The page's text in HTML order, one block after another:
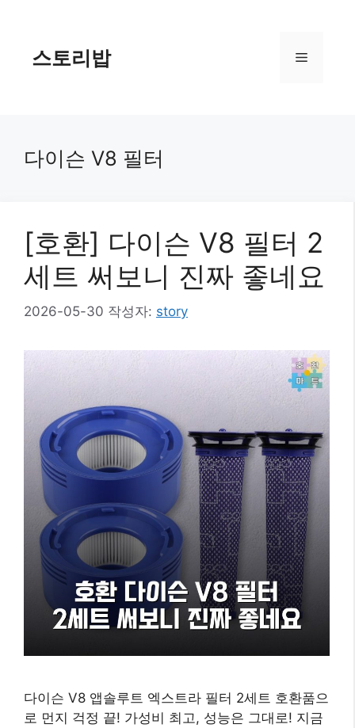
스토리밥 메
다이슨 V8 필터
[호환] 다이슨 V8 필터 2
세트 써보니 진짜 좋네요
2026-05-30 작성자: story
다이슨 V8 앱솔루트 엑스트라 필터 2세트 호환품으
로 먼지 걱정 끝! 가성비 최고, 성능은 그대로! 지금